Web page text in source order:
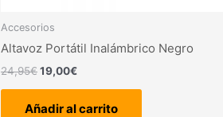
Accesorios
Altavoz Portátil Inalámbrico Negro
24,95€19,00€
Añadir al carrito